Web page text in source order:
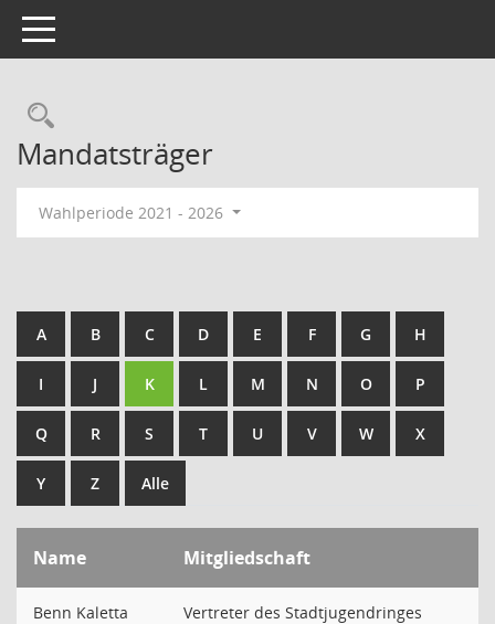
Toggle navigation
Rechercheauswahl
Mandatsträger
Wahlperiode 2021 - 2026
A B C D E F G H
I J K L M N O P
Q R S T U V W X
Y Z Alle
Name Mitgliedschaft
Benn Kaletta Vertreter des Stadtjugendringes